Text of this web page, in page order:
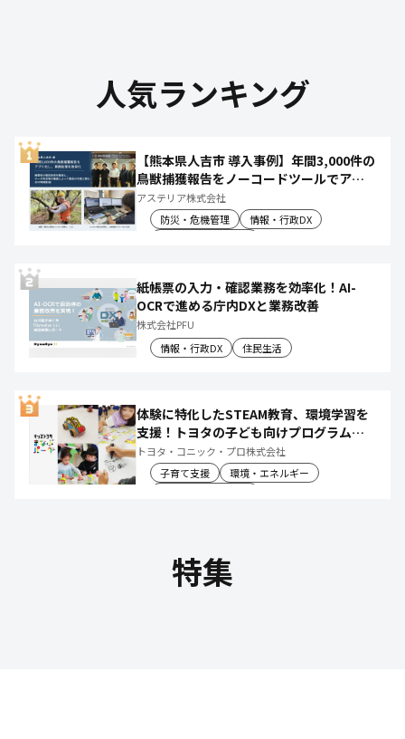
人気ランキング
【熊本県人吉市 導入事例】年間3,000件の
鳥獣捕獲報告をノーコードツールでアプ
リ化し、月50時間の庁内作業を削減
アステリア株式会社
防災・危機管理
情報・行政DX
紙帳票の入力・確認業務を効率化！AI-
OCRで進める庁内DXと業務改善
株式会社PFU
情報・行政DX
住民生活
体験に特化したSTEAM教育、環境学習を
支援！トヨタの子ども向けプログラムで
社会や将来について楽しく学べる体験機
会を創出
トヨタ・コニック・プロ株式会社
子育て支援
環境・エネルギー
特集